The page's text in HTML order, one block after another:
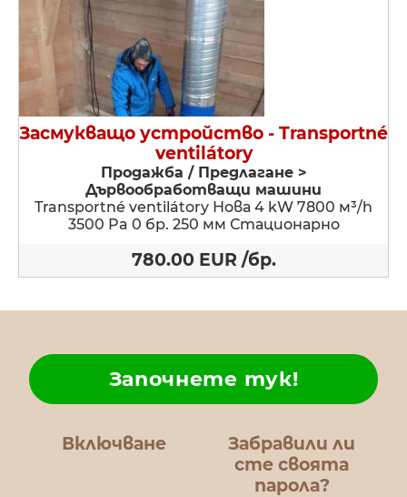
Засмукващо устройство - Transportné
ventilátory
Продажба / Предлагане >
Дървообработващи машини
Transportné ventilátory Нова 4 kW 7800 м³/h
3500 Pa 0 бр. 250 мм Стационарно
780.00 EUR /бр.
Включване
Забравили ли
сте своята
парола?
Започнете тук!